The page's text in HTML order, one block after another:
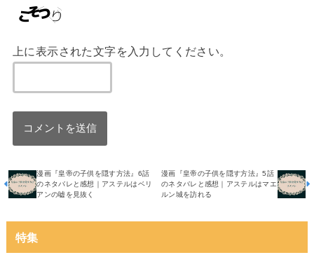
上に表示された文字を入力してください。
漫画『皇帝の子供を隠す方法』6話
のネタバレと感想｜アステルはベリ
アンの嘘を見抜く
漫画『皇帝の子供を隠す方法』5話
のネタバレと感想｜アステルはマエ
ルン城を訪れる
特集